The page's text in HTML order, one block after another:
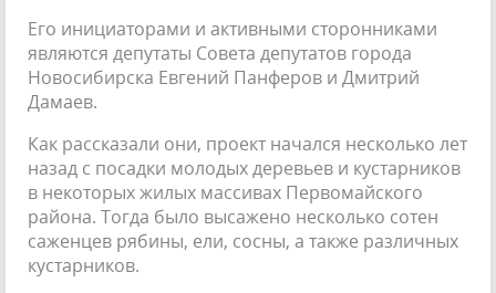
Его инициаторами и активными сторонниками
являются депутаты Совета депутатов города
Новоси­бирска Евгений Панферов и Дмит­рий
Дамаев.
Как рассказали они, проект на­чался несколько лет
назад с посадки молодых деревьев и кустарников
в некоторых жилых массивах Перво­майского
района. Тогда было вы­сажено несколько сотен
саженцев рябины, ели, сосны, а также различ­ных
кустарников.